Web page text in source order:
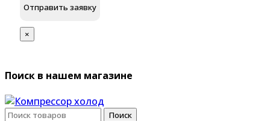
×
Поиск в нашем магазине
Поиск
Поиск